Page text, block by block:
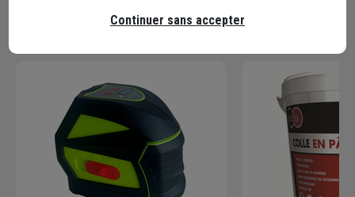
En complémentContinuer sans accepter